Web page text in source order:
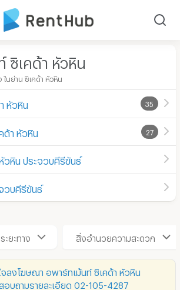
ซิเคด้า หัวหิน
นย่าน ซิเคด้า หัวหิน
หัวหิน 35
ด้า หัวหิน 27
วหิน ประจวบคีรีขันธ์
วบคีรีขันธ์
ระยะทาง สิ่งอำนวยความสะดวก
จลงโฆษณา อพาร์ทเม้นท์ ซิเคด้า หัวหิน
สอบถามรายละเอียด 02-105-4287